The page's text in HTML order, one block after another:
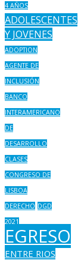
4 AÑOS
ADOLESCENTES
Y JOVENES
ADOPTION
AGENTE DE
INCLUSIÓN
BANCO
INTERAMERICANO
DE
DESARROLLO
CLASES
CONGRESO DE
LISBOA
DERECHO DGD
2021
EGRESO
ENTRE RIOS